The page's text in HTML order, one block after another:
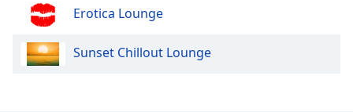
Opacity
Erotica Lounge
Sunset Chillout Lounge